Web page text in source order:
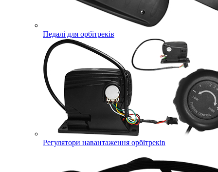
Педалі для орбітреків
Регулятори навантаження орбітреків